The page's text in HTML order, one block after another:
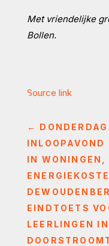
Met vriendelijke
Bollen.
Source link
←
INLOOPAVOND
IN WONINGEN,
EINDTOETS
LEERLINGEN